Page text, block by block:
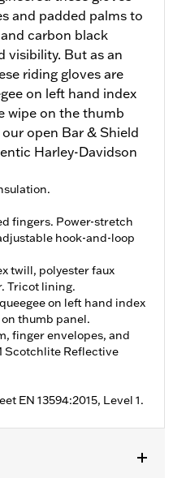
and padded palms to
carbon black
visibility. But as an
riding gloves are
on left hand index
wipe on the thumb
open Bar & Shield
Harley-Davidson
fingers. Power-stretch
hook-and-loop
twill, polyester faux
Tricot lining.
on left hand index
thumb panel.
finger envelopes, and
Scotchlite Reflective
EN 13594:2015, Level 1.